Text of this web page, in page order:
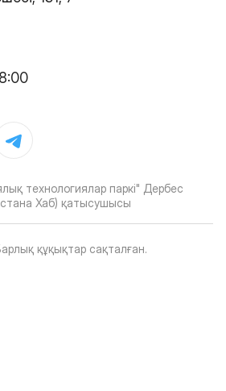
технологиялар паркі" Дербес
Хаб) қатысушысы
құқықтар сақталған.